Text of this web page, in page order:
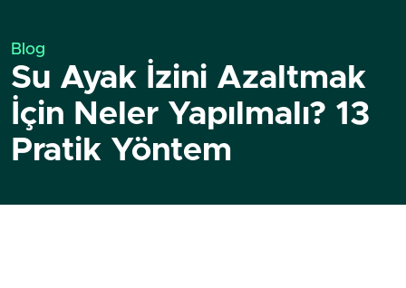
Blog
Su Ayak İzini Azaltmak
İçin Neler Yapılmalı? 13
Pratik Yöntem